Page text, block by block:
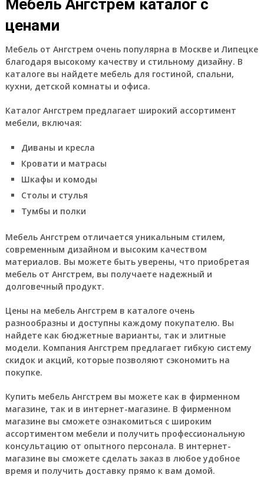
Мебель Ангстрем каталог с
ценами
Мебель от Ангстрем очень популярна в Москве и Липецке
благодаря высокому качеству и стильному дизайну. В
каталоге вы найдете мебель для гостиной, спальни,
кухни, детской комнаты и офиса.
Каталог Ангстрем предлагает широкий ассортимент
мебели, включая:
Диваны и кресла
Кровати и матрасы
Шкафы и комоды
Столы и стулья
Тумбы и полки
Мебель Ангстрем отличается уникальным стилем,
современным дизайном и высоким качеством
материалов. Вы можете быть уверены, что приобретая
мебель от Ангстрем, вы получаете надежный и
долговечный продукт.
Цены на мебель Ангстрем в каталоге очень
разнообразны и доступны каждому покупателю. Вы
найдете как бюджетные варианты, так и элитные
модели. Компания Ангстрем предлагает гибкую систему
скидок и акций, которые позволяют сэкономить на
покупке.
Купить мебель Ангстрем вы можете как в фирменном
магазине, так и в интернет-магазине. В фирменном
магазине вы сможете ознакомиться с широким
ассортиментом мебели и получить профессиональную
консультацию от опытного персонала. В интернет-
магазине вы сможете сделать заказ в любое удобное
время и получить доставку прямо к вам домой.